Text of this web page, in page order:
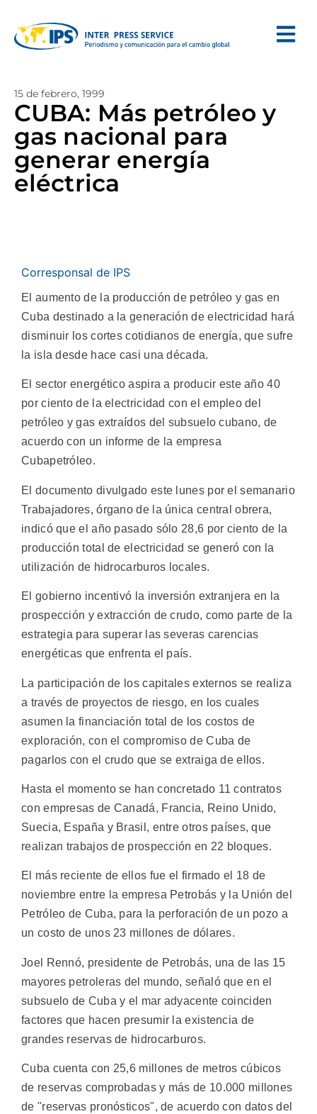
15 de febrero, 1999
CUBA: Más petróleo y
gas nacional para
generar energía
eléctrica
Corresponsal de IPS
El aumento de la producción de petróleo y gas en
Cuba destinado a la generación de electricidad hará
disminuir los cortes cotidianos de energía, que sufre
la isla desde hace casi una década.
El sector energético aspira a producir este año 40
por ciento de la electricidad con el empleo del
petróleo y gas extraídos del subsuelo cubano, de
acuerdo con un informe de la empresa
Cubapetróleo.
El documento divulgado este lunes por el semanario
Trabajadores, órgano de la única central obrera,
indicó que el año pasado sólo 28,6 por ciento de la
producción total de electricidad se generó con la
utilización de hidrocarburos locales.
El gobierno incentivó la inversión extranjera en la
prospección y extracción de crudo, como parte de la
estrategia para superar las severas carencias
energéticas que enfrenta el país.
La participación de los capitales externos se realiza
a través de proyectos de riesgo, en los cuales
asumen la financiación total de los costos de
exploración, con el compromiso de Cuba de
pagarlos con el crudo que se extraiga de ellos.
Hasta el momento se han concretado 11 contratos
con empresas de Canadá, Francia, Reino Unido,
Suecia, España y Brasil, entre otros países, que
realizan trabajos de prospección en 22 bloques.
El más reciente de ellos fue el firmado el 18 de
noviembre entre la empresa Petrobás y la Unión del
Petróleo de Cuba, para la perforación de un pozo a
un costo de unos 23 millones de dólares.
Joel Rennó, presidente de Petrobás, una de las 15
mayores petroleras del mundo, señaló que en el
subsuelo de Cuba y el mar adyacente coinciden
factores que hacen presumir la existencia de
grandes reservas de hidrocarburos.
Cuba cuenta con 25,6 millones de metros cúbicos
de reservas comprobadas y más de 10.000 millones
de "reservas pronósticos", de acuerdo con datos del